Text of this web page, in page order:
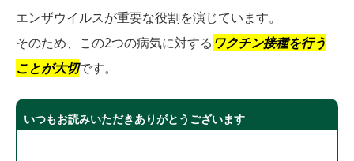
エンザウイルスが重要な役割を演じています。
そのため、この2つの病気に対する ワクチン接種を行う
ことが大切です。
いつもお読みいただきありがとうございます